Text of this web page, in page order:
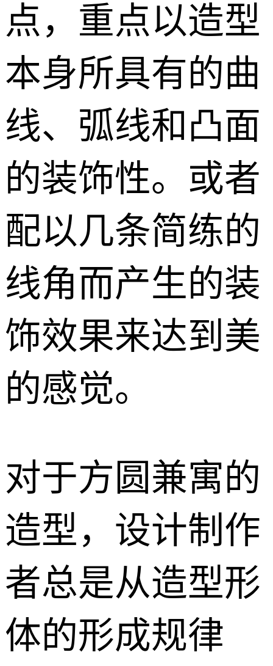
点，重点以造型
本身所具有的曲
线、弧线和凸面
的装饰性。或者
配以几条简练的
线角而产生的装
饰效果来达到美
的感觉。
对于方圆兼寓的
造型，设计制作
者总是从造型形
体的形成规律